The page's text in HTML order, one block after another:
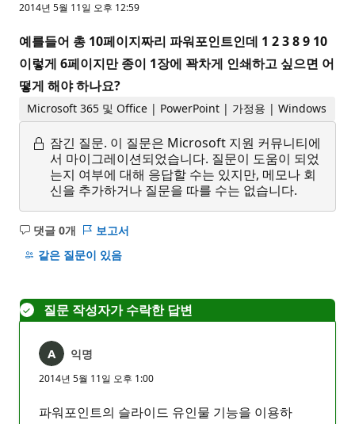
2014년 5월 11일 오후 12:59
예를들어 총 10페이지짜리 파워포인트인데 1 2 3 8 9 10
이렇게 6페이지만 종이 1장에 꽉차게 인쇄하고 싶으면 어
떻게 해야 하나요?
Microsoft 365 및 Office | PowerPoint | 가정용 | Windows
잠긴 질문. 이 질문은 Microsoft 지원 커뮤니티에
서 마이그레이션되었습니다. 질문이 도움이 되었
는지 여부에 대해 응답할 수는 있지만, 메모나 회
신을 추가하거나 질문을 따를 수는 없습니다.
댓글 0개
설
명
보고서
같은 질문이 있음
질문 작성자가 수락한 답변
익명
2014년 5월 11일 오후 1:00
파워포인트의 슬라이드 유인물 기능을 이용하